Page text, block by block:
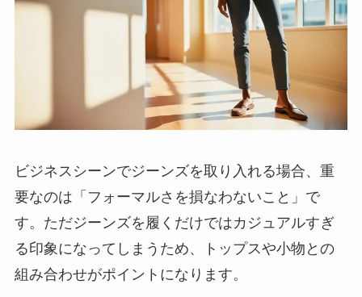
ビジネスシーンでジーンズを取り入れる場合、重
要なのは「フォーマルさを損なわないこと」で
す。ただジーンズを履くだけではカジュアルすぎ
る印象になってしまうため、トップスや小物との
組み合わせがポイントになります。